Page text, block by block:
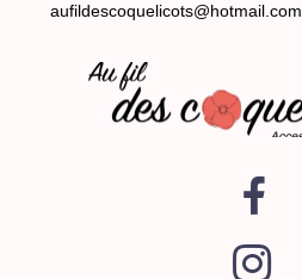
aufildescoquelicots@hotmail.com